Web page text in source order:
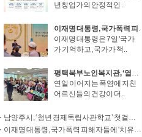
년창업가의 안정적인 ..
이재명 대통령, 국가폭력 피해자들에 '치유와 명예 회복' 정부 의지 전달
이재명 대통령은 7일 '국가
가 기억하고, 국가가 책..
평택북부노인복지관, ‘열세 번의 계절을 건너, 다시 따뜻한 한 끼로’ 송탄농협의 13년의 동행
연일 이어지는 폭염에 지친
어르신들의 건강이 더..
남양주시, ‘청년 경제독립사관학교’ 첫걸음… 청년창업가 자산성장 아카데미 참여자 모집
이재명 대통령, 국가폭력 피해자들에 '치유와 명예 회복' 정부 의지 전달